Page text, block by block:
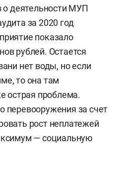
о деятельности МУП
за 2020 год
показало
рублей. Остается
нет воды, но если
то она там
острая проблема.
перевооружения за счет
рост неплатежей
— социальную